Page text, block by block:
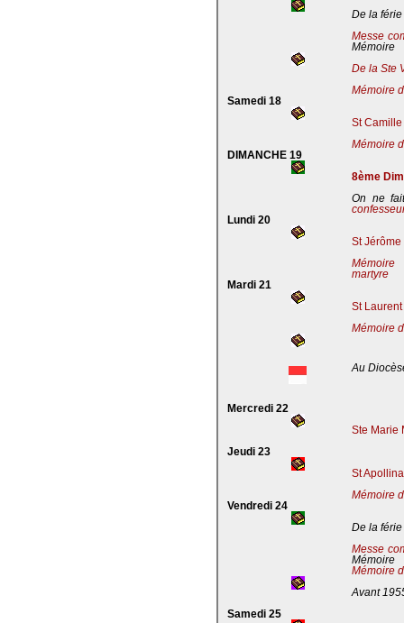
De la férie
Messe
Mémoire
De la Ste
Mémoire
Samedi 18
St
Mémoire
DIMANCHE 19
8ème
On ne
Lundi 20
St
Mémoire
martyre
Mardi 21
St
Mémoire
Au
Mercredi 22
Ste Marie
Jeudi 23
St
Mémoire
Vendredi 24
De la férie
Messe
Mémoire
Mémoire
Avant
Samedi 25